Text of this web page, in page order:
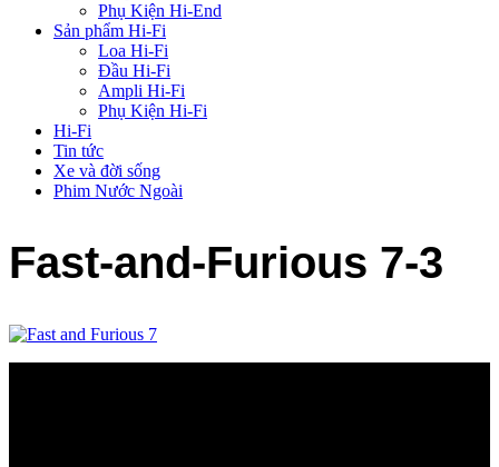
Phụ Kiện Hi-End
Sản phẩm Hi-Fi
Loa Hi-Fi
Đầu Hi-Fi
Ampli Hi-Fi
Phụ Kiện Hi-Fi
Hi-Fi
Tin tức
Xe và đời sống
Phim Nước Ngoài
Fast-and-Furious 7-3